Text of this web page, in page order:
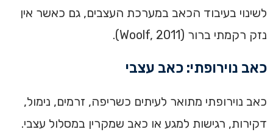
לשינוי בעיבוד הכאב במערכת העצבים, גם כאשר אין
נזק רקמתי ברור (Woolf, 2011).
כאב נוירופתי: כאב עצבי
כאב נוירופתי מתואר לעיתים כשריפה, זרמים, נימול,
דקירות, רגישות למגע או כאב שמקרין במסלול עצבי.